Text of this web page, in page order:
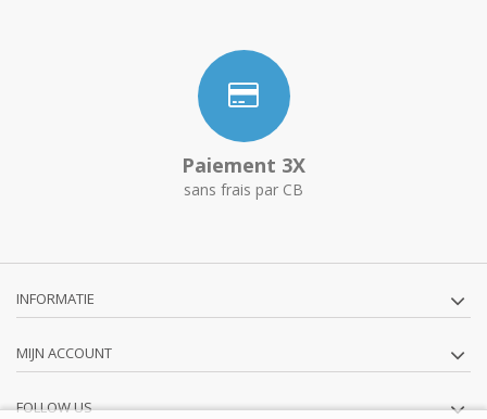
Paiement 3X
sans frais par CB
INFORMATIE
MIJN ACCOUNT
FOLLOW US